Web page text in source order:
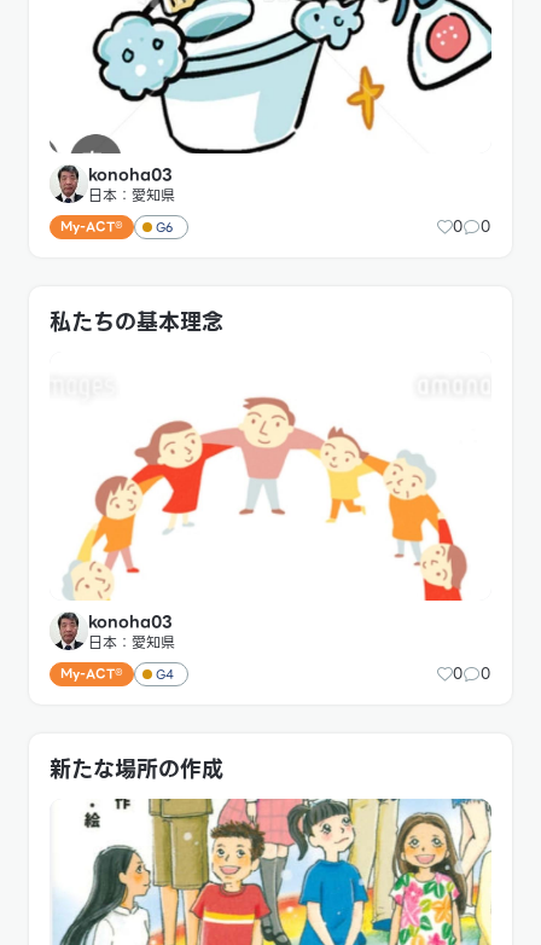
konoha03
日本：愛知県
My-ACT® G6 0 0
私たちの基本理念
konoha03
日本：愛知県
My-ACT® G4 0 0
新たな場所の作成